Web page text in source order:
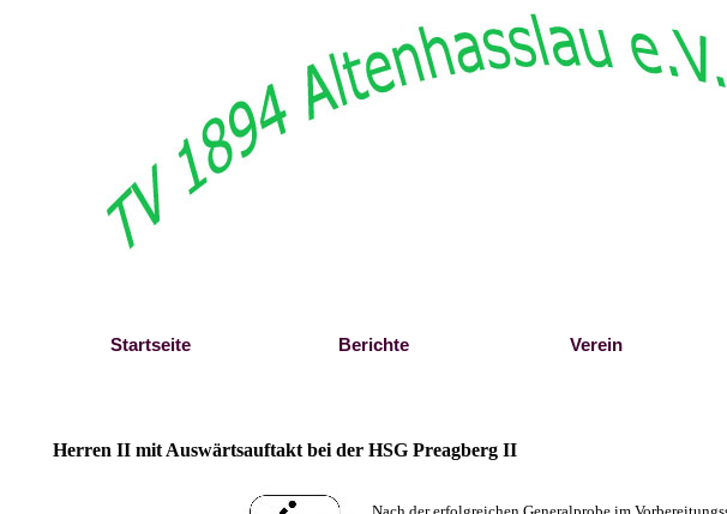
Startseite Berichte ▼
Verein
Herren II mit Auswärtsauftakt bei der HSG Preagberg II